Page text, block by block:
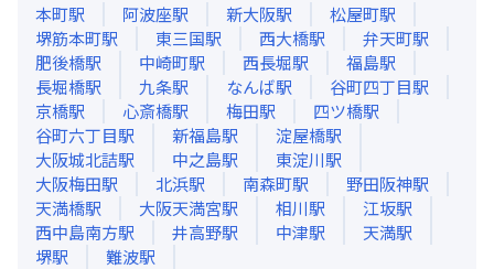
本町駅 阿波座駅 新大阪駅 松屋町駅
堺筋本町駅 東三国駅 西大橋駅 弁天町駅
肥後橋駅 中崎町駅 西長堀駅 福島駅
長堀橋駅 九条駅 なんば駅 谷町四丁目駅
京橋駅 心斎橋駅 梅田駅 四ツ橋駅
谷町六丁目駅 新福島駅 淀屋橋駅
大阪城北詰駅 中之島駅 東淀川駅
大阪梅田駅 北浜駅 南森町駅 野田阪神駅
天満橋駅 大阪天満宮駅 相川駅 江坂駅
西中島南方駅 井高野駅 中津駅 天満駅
堺駅 難波駅